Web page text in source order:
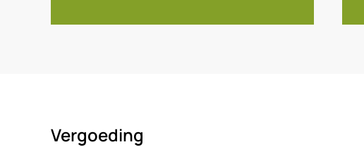
Vergoeding